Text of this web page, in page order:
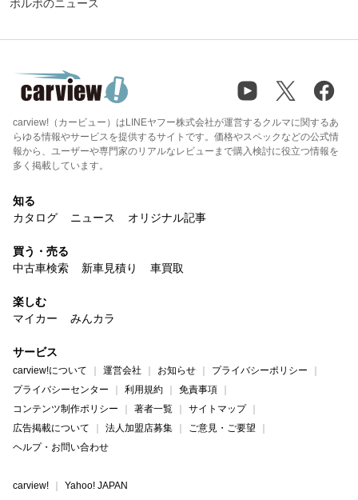
ボルボのニュース
carview!（カービュー）はLINEヤフー株式会社が運営するクルマに関するあ
らゆる情報やサービスを提供するサイトです。価格やスペックなどの公式情
報から、ユーザーや専門家のリアルなレビューまで購入検討に役立つ情報を
多く掲載しています。
知る
カタログ
ニュース オリジナル記事
買う・売る
中古車検索
新車見積り 車買取
楽しむ
マイカー
みんカラ
サービス
carview!について 運営会社 お知らせ
プライバシーポリシー
プライバシーセンター
利用規約
免責事項
コンテンツ制作ポリシー
著者一覧
サイトマップ
広告掲載について
法人加盟店募集
ご意見・ご要望
ヘルプ・お問い合わせ
carview! Yahoo! JAPAN